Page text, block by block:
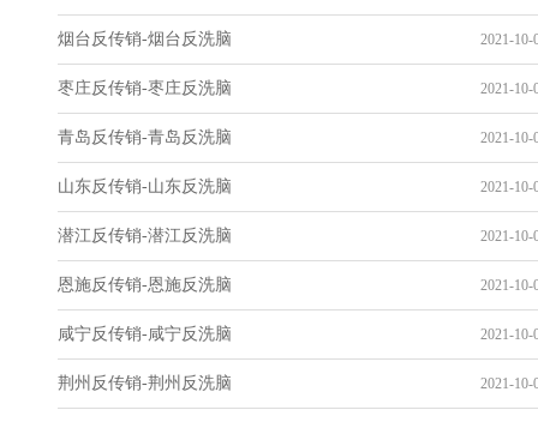
烟台反传销-烟台反洗脑 2021-10-
枣庄反传销-枣庄反洗脑 2021-10-
青岛反传销-青岛反洗脑 2021-10-
山东反传销-山东反洗脑 2021-10-
潜江反传销-潜江反洗脑 2021-10-
恩施反传销-恩施反洗脑 2021-10-
咸宁反传销-咸宁反洗脑 2021-10-
荆州反传销-荆州反洗脑 2021-10-